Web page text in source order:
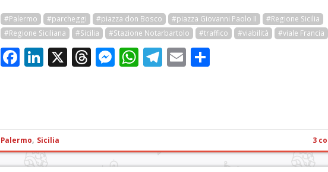
#Palermo #parcheggi #piazza don Bosco #piazza Giovanni Paolo II
#Regione Sicilia
#Regione Siciliana
#Sicilia #Stazione Notarbartolo #traffico #viabilità #viale Francia
Facebook
LinkedIn
X Threads
Messenger
WhatsApp
Telegram
Email
Palermo, Sicilia 3